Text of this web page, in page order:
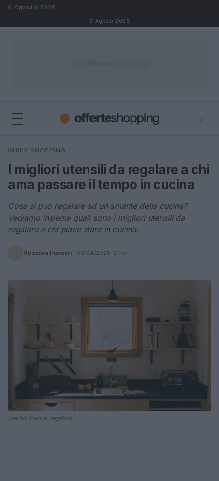
Salta al contenuto
6 Agosto 2026
6 Agosto 2026
⌕
Cerca
GUIDE SHOPPING
I migliori utensili da regalare a chi
ama passare il tempo in cucina
Cosa si può regalare ad un amante della cucina?
Vediamo insieme quali sono i migliori utensili da
regalare a chi piace stare in cucina.
Rossana Pucceri · 06/04/2021 · 2 min
utensili cucina regalare